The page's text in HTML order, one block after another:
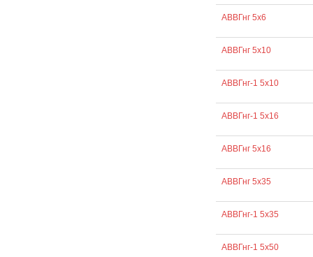
АВВГнг 5х6
АВВГнг 5х10
АВВГнг-1 5х10
АВВГнг-1 5х16
АВВГнг 5х16
АВВГнг 5х35
АВВГнг-1 5х35
АВВГнг-1 5х50